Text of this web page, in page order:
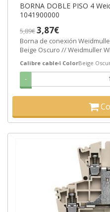
BORNA DOBLE PISO 4
1041900000
5,89€3,87€
Borna de conexión
Beige Oscuro // Weidmuller
Calibre cable4 ColorBeige
-